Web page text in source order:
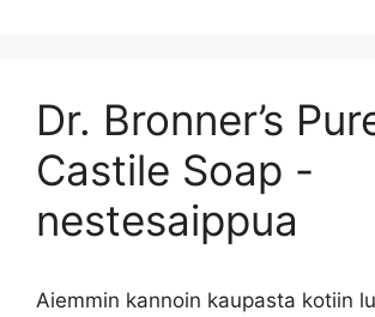
Dr. Bronner’s
Castile Soap -
nestesaippua
Aiemmin kannoin kaupasta kotiin